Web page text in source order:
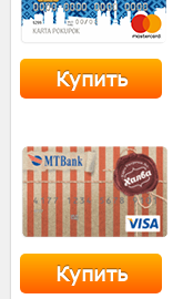
Купить
Купить